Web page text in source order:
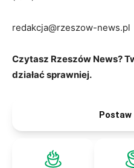
redakcja@rzeszow-news.pl
Czytasz Rzeszów News?
działać sprawniej.
Postaw